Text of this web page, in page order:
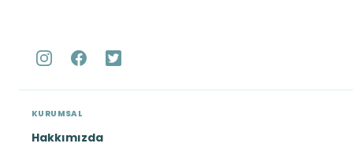
KURUMSAL
Hakkımızda